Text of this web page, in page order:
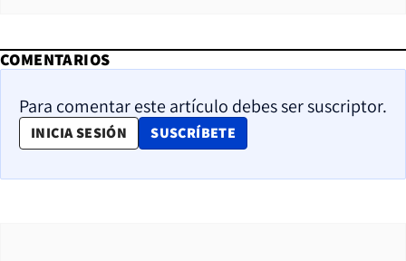
COMENTARIOS
Para comentar este artículo debes ser suscriptor.
INICIA SESIÓN SUSCRÍBETE
OPENS IN NEW WINDOW